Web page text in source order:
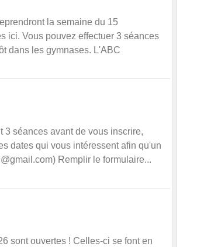
la semaine du 15
ici. Vous pouvez effectuer 3 séances
dans les gymnases. L'ABC
3 séances avant de vous inscrire,
dates qui vous intéressent afin qu'un
Remplir le formulaire...
sont ouvertes ! Celles-ci se font en